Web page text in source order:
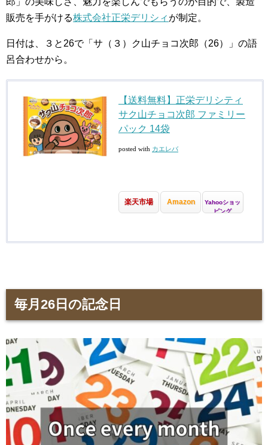
販売を手がける株式会社正栄デリシィ が制定。
日付は、３と26で「サ（３）ク山チョコ次郎（26）」の語
呂合わせから。
【送料無料】正栄デリシティ
サク山チョコ次郎 ファミリー
パック 14袋
posted with カエレバ
楽天市場 Amazon
Yahooショッ
ピング
毎月26日の記念日